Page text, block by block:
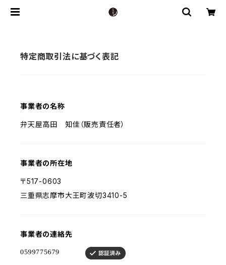
特定商取引法に基づく表記
事業者の名称
弁天屋高田 知佳（販売責任者）
事業者の所在地
〒517-0603
三重県志摩市大王町波切3410-5
事業者の連絡先